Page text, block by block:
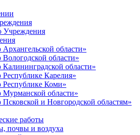
Учреждения
области»
области»
области»
Карелия»
Коми»
области»
и Новгородской областям»
работы
почвы и воздуха